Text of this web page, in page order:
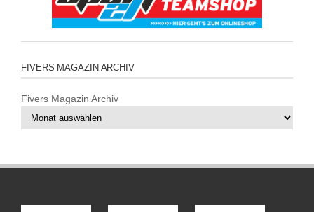
FIVERS MAGAZIN ARCHIV
Fivers Magazin Archiv